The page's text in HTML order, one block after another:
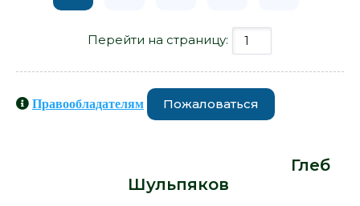
Перейти на страницу:
Правообладателям Пожаловаться
Глеб
Шульпяков